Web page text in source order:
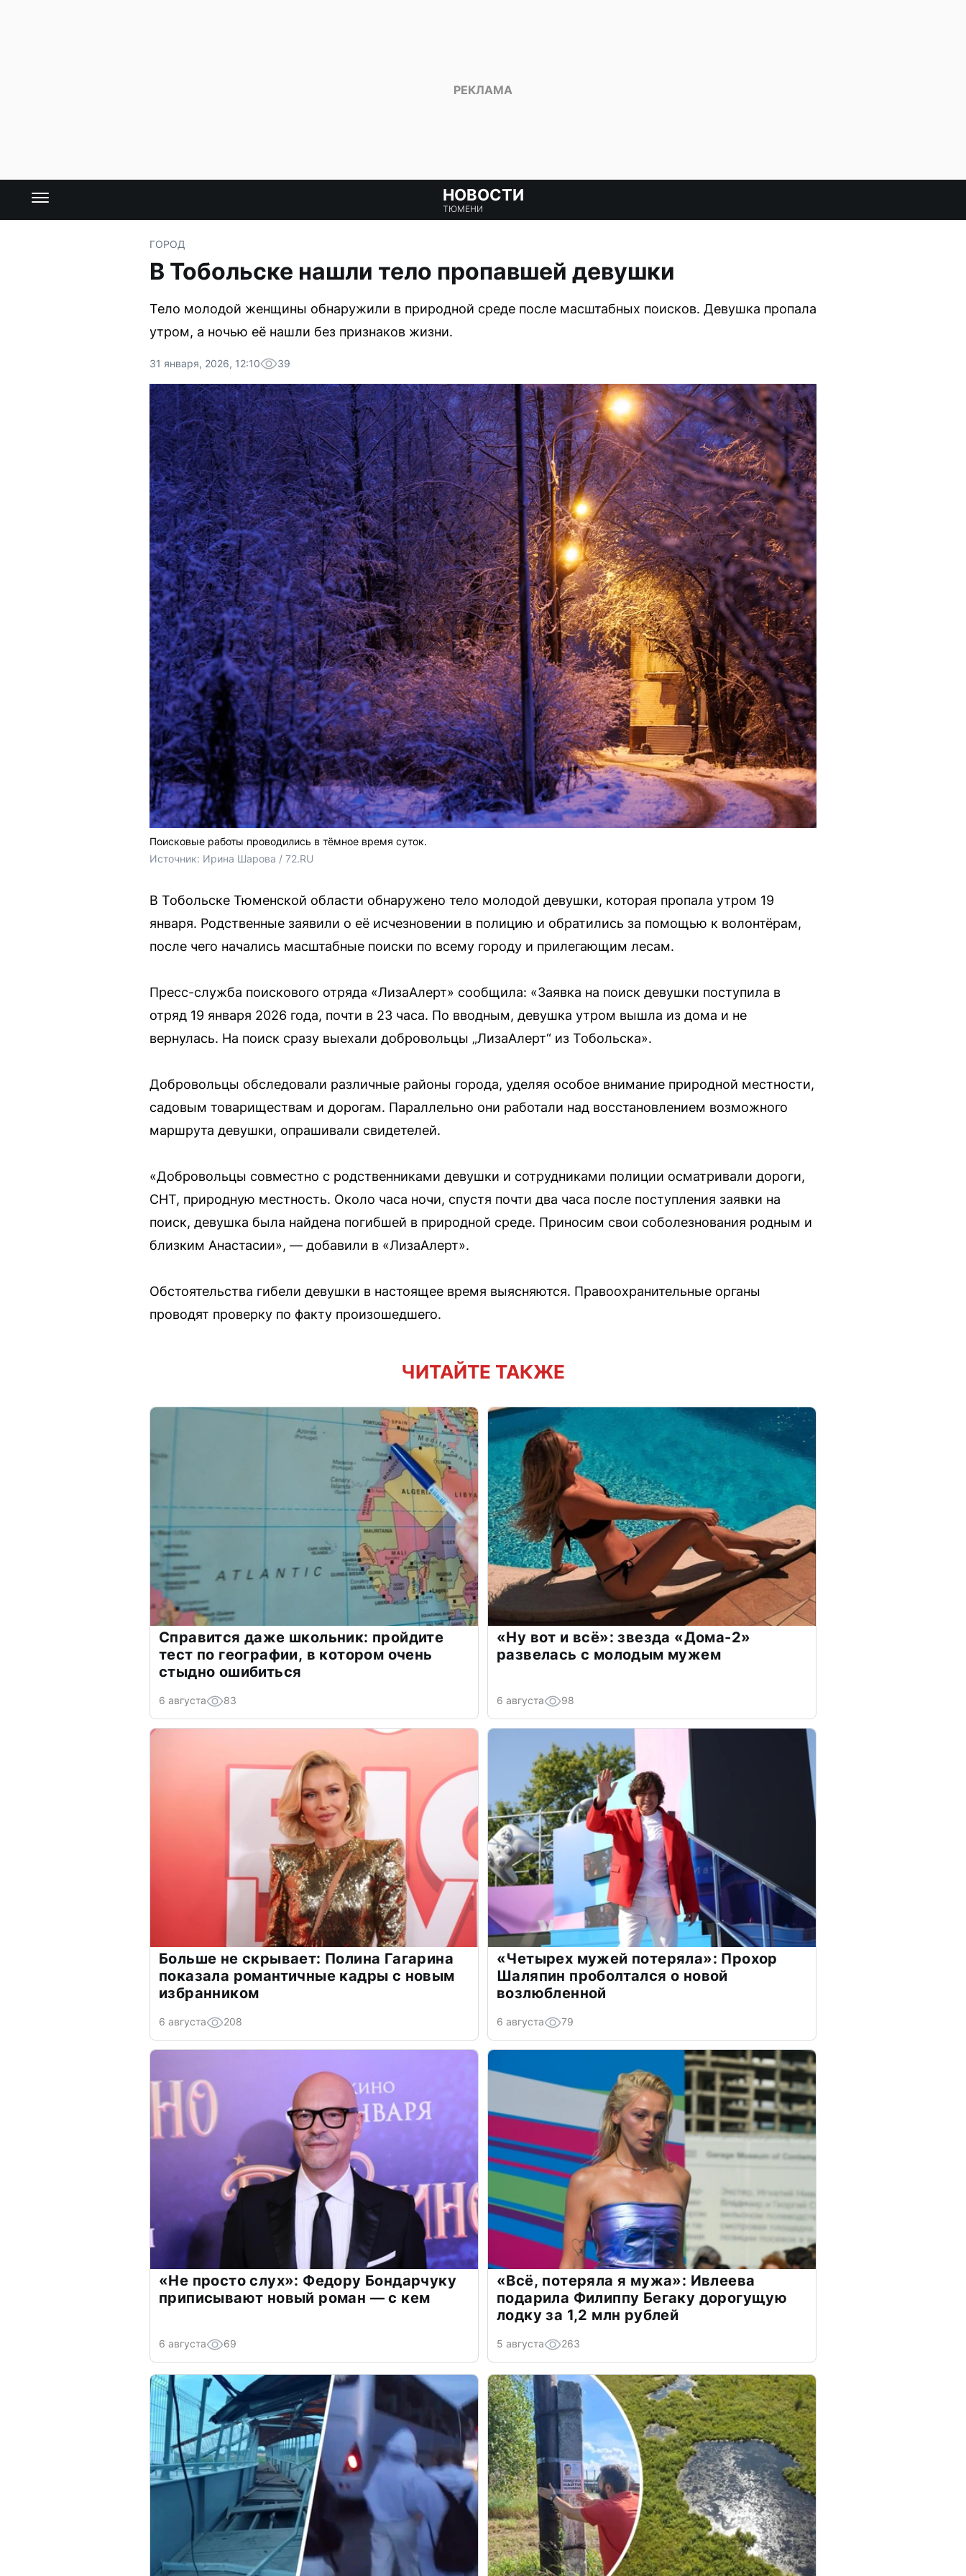
НОВОСТИ
ТЮМЕНИ
ГОРОД
В Тобольске нашли тело пропавшей девушки
Тело молодой женщины обнаружили в природной среде после масштабных поисков. Девушка пропала
утром, а ночью её нашли без признаков жизни.
31 января, 2026, 12:10 39
Поисковые работы проводились в тёмное время суток.
Источник: Ирина Шарова / 72.RU
В Тобольске Тюменской области обнаружено тело молодой девушки, которая пропала утром 19
января. Родственные заявили о её исчезновении в полицию и обратились за помощью к волонтёрам,
после чего начались масштабные поиски по всему городу и прилегающим лесам.
Пресс-служба поискового отряда «ЛизаАлерт» сообщила: «Заявка на поиск девушки поступила в
отряд 19 января 2026 года, почти в 23 часа. По вводным, девушка утром вышла из дома и не
вернулась. На поиск сразу выехали добровольцы „ЛизаАлерт“ из Тобольска».
Добровольцы обследовали различные районы города, уделяя особое внимание природной местности,
садовым товариществам и дорогам. Параллельно они работали над восстановлением возможного
маршрута девушки, опрашивали свидетелей.
«Добровольцы совместно с родственниками девушки и сотрудниками полиции осматривали дороги,
СНТ, природную местность. Около часа ночи, спустя почти два часа после поступления заявки на
поиск, девушка была найдена погибшей в природной среде. Приносим свои соболезнования родным и
близким Анастасии», — добавили в «ЛизаАлерт».
Обстоятельства гибели девушки в настоящее время выясняются. Правоохранительные органы
проводят проверку по факту произошедшего.
ЧИТАЙТЕ ТАКЖЕ
Справится даже школьник: пройдите
тест по географии, в котором очень
стыдно ошибиться
6 августа 83
«Ну вот и всё»: звезда «Дома-2»
развелась с молодым мужем
6 августа 98
Больше не скрывает: Полина Гагарина
показала романтичные кадры с новым
избранником
6 августа 208
«Четырех мужей потеряла»: Прохор
Шаляпин проболтался о новой
возлюбленной
6 августа 79
«Не просто слух»: Федору Бондарчуку
приписывают новый роман — с кем
6 августа 69
«Всё, потеряла я мужа»: Ивлеева
подарила Филиппу Бегаку дорогущую
лодку за 1,2 млн рублей
5 августа 263